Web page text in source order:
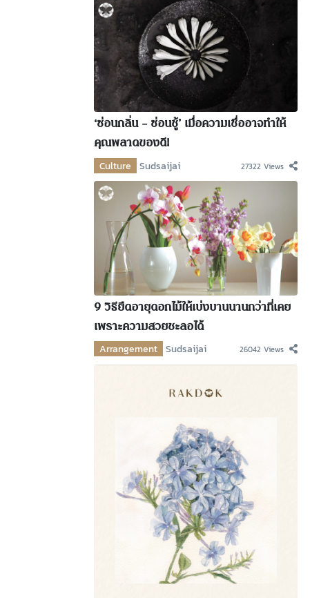
‘ซ่อนกลิ่น – ซ่อนชู้’ เมื่อความเชื่ออาจทำให้
คุณพลาดของดี!
Culture Sudsaijai 27322 Views
9 วิธียืดอายุดอกไม้ให้เบ่งบานนานกว่าที่เคย
เพราะความสวยชะลอได้
Arrangement Sudsaijai 26042 Views